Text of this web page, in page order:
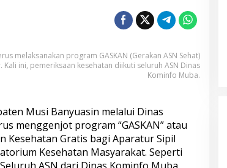
melaksanakan program GASKAN (Gerakan ASN Sehat)
ini, pemeriksaan kesehatan diikuti seluruh ASN Dinas
Kominfo Muba.
Musi Banyuasin melalui Dinas
menggenjot program “GASKAN” atau
Kesehatan Gratis bagi Aparatur Sipil
Kesehatan Masyarakat. Seperti
Sengketa Aset Pemprov Sumsel, Komisi III
Di Politik Kamis, 6 Agustus 2026